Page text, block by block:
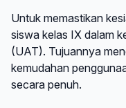
Untuk memastikan
siswa kelas IX dalam
(UAT). Tujuannya
kemudahan
secara penuh.